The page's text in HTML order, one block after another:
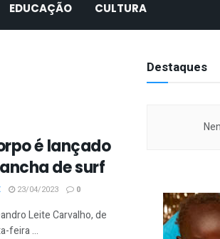
EDUCAÇÃO CULTURA
é lançado
de surf
23/04/2023 0
Leite Carvalho, de
feira ...
Destaques